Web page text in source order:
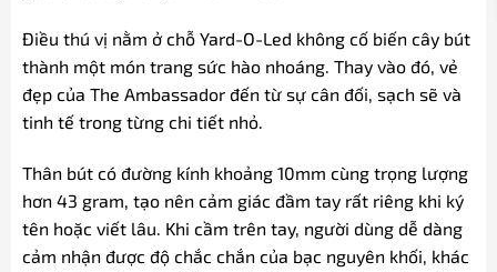
Điều thú vị nằm ở chỗ Yard-O-Led không cố biến cây bút
thành một món trang sức hào nhoáng. Thay vào đó, vẻ
đẹp của The Ambassador đến từ sự cân đối, sạch sẽ và
tinh tế trong từng chi tiết nhỏ.
Thân bút có đường kính khoảng 10mm cùng trọng lượng
hơn 43 gram, tạo nên cảm giác đầm tay rất riêng khi ký
tên hoặc viết lâu. Khi cầm trên tay, người dùng dễ dàng
cảm nhận được độ chắc chắn của bạc nguyên khối, khác